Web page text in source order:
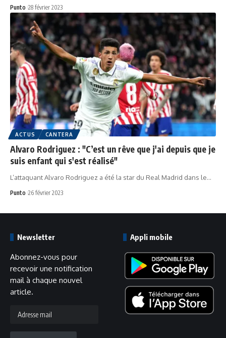
Punto 28 février 2023
ACTUS CANTERA
Alvaro Rodriguez : "C’est un rêve que j'ai depuis que je
suis enfant qui s'est réalisé"
L’attaquant Alvaro Rodriguez a été la star du Real Madrid dans le…
Punto 26 février 2023
Newsletter
Abonnez-vous pour
recevoir une notification
mail à chaque nouvel
article.
mail
Appli mobile